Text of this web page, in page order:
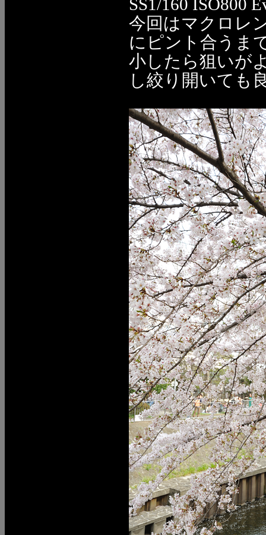
SS1/160 ISO800
今回はマクロレ
にピント合うま
小したら狙いが
し絞り開いても